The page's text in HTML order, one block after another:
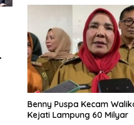
Benny Puspa Kecam
Kejati Lampung 60 Milyar